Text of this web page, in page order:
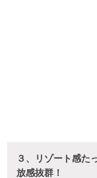
３、リゾート感た
放感抜群！